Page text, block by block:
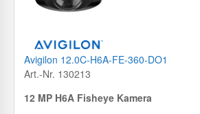
Avigilon 12.0C-H6A-FE-360-DO1
Art.-Nr. 130213
12 MP H6A Fisheye Kamera